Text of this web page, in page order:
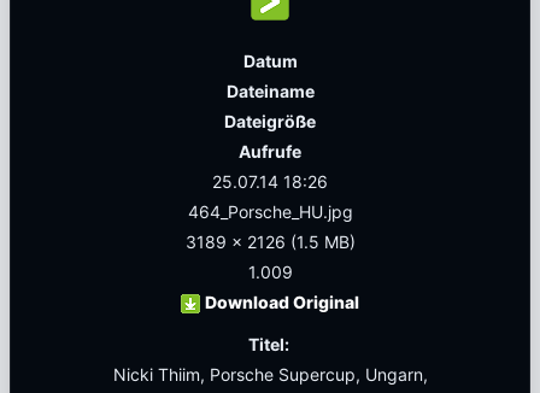
Datum
Dateiname
Dateigröße
Aufrufe
25.07.14 18:26
464_Porsche_HU.jpg
3189 x 2126 (1.5 MB)
1.009
Download Original
Titel:
Nicki Thiim, Porsche Supercup, Ungarn,